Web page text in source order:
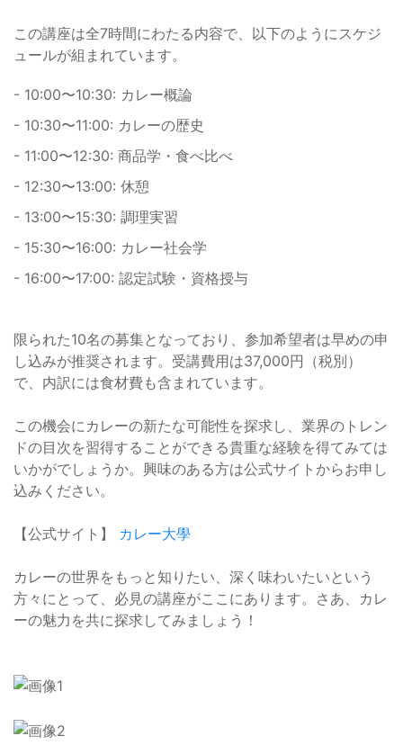
この講座は全7時間にわたる内容で、以下のようにスケジ
ュールが組まれています。
- 10:00〜10:30: カレー概論
- 10:30〜11:00: カレーの歴史
- 11:00〜12:30: 商品学・食べ比べ
- 12:30〜13:00: 休憩
- 13:00〜15:30: 調理実習
- 15:30〜16:00: カレー社会学
- 16:00〜17:00: 認定試験・資格授与
限られた10名の募集となっており、参加希望者は早めの申
し込みが推奨されます。受講費用は37,000円（税別）
で、内訳には食材費も含まれています。
この機会にカレーの新たな可能性を探求し、業界のトレン
ドの目次を習得することができる貴重な経験を得てみては
いかがでしょうか。興味のある方は公式サイトからお申し
込みください。
【公式サイト】 カレー大學
カレーの世界をもっと知りたい、深く味わいたいという
方々にとって、必見の講座がここにあります。さあ、カレ
ーの魅力を共に探求してみましょう！